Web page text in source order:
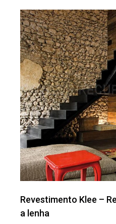
Revestimento Klee –
a lenha